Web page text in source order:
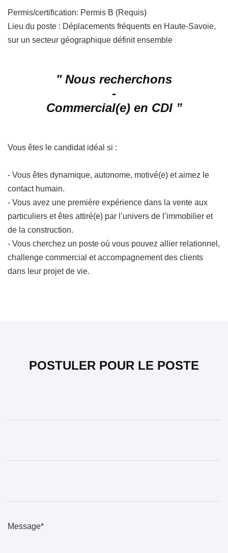
Permis/certification: Permis B (Requis)
Lieu du poste : Déplacements fréquents en Haute-Savoie,
sur un secteur géographique définit ensemble
" Nous recherchons
-
Commercial(e) en CDI ”
Vous êtes le candidat idéal si :
- Vous êtes dynamique, autonome, motivé(e) et aimez le
contact humain.
- Vous avez une première expérience dans la vente aux
particuliers et êtes attiré(e) par l’univers de l’immobilier et
de la construction.
- Vous cherchez un poste où vous pouvez allier relationnel,
challenge commercial et accompagnement des clients
dans leur projet de vie.
POSTULER POUR LE POSTE
Message*